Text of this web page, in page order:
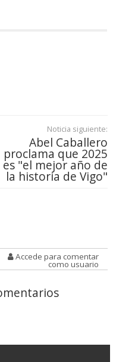
Noticia siguiente:
Abel Caballero
proclama que 2025
es "el mejor año de
la historia de Vigo"
Accede para comentar
como usuario